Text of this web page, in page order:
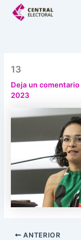
13
Deja un comentario
2023
ANTERIOR